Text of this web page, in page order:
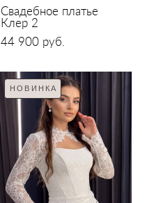
Свадебное платье
Клер 2
44 900 pуб.
НОВИНКА